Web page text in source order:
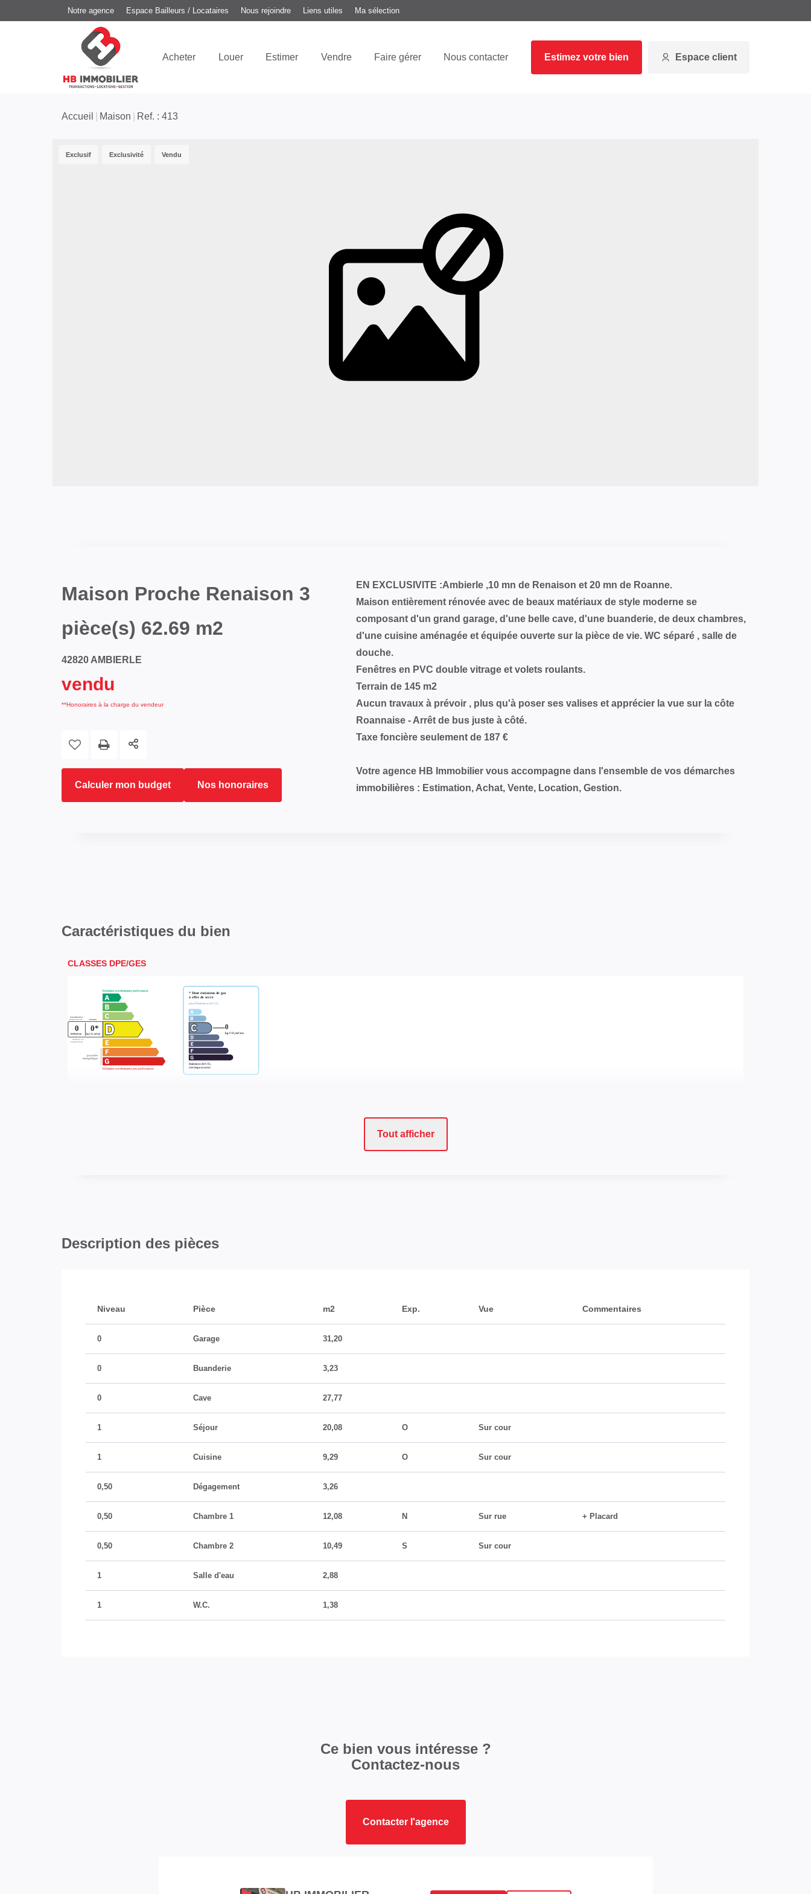
Notre agence Espace Bailleurs / Locataires Nous rejoindre Liens utiles Ma sélection
Acheter Louer Estimer Vendre Faire gérer Nous contacter Estimez votre bien Espace client
Accueil Maison Ref. : 413
Exclusif Exclusivité Vendu
Maison Proche Renaison 3
pièce(s) 62.69 m2
42820 AMBIERLE
vendu
**Honoraires à la charge du vendeur
Calculer mon budget Nos honoraires
EN EXCLUSIVITE :Ambierle ,10 mn de Renaison et 20 mn de Roanne.
Maison entièrement rénovée avec de beaux matériaux de style moderne se
composant d'un grand garage, d'une belle cave, d'une buanderie, de deux chambres,
d'une cuisine aménagée et équipée ouverte sur la pièce de vie. WC séparé , salle de
douche.
Fenêtres en PVC double vitrage et volets roulants.
Terrain de 145 m2
Aucun travaux à prévoir , plus qu'à poser ses valises et apprécier la vue sur la côte
Roannaise - Arrêt de bus juste à côté.
Taxe foncière seulement de 187 €
Votre agence HB Immobilier vous accompagne dans l'ensemble de vos démarches
immobilières : Estimation, Achat, Vente, Location, Gestion.
Caractéristiques du bien
CLASSES DPE/GES
Tout afficher
Description des pièces
Niveau Pièce m2 Exp. Vue Commentaires
0 Garage 31,20
0 Buanderie 3,23
0 Cave 27,77
1 Séjour 20,08 O Sur cour
1 Cuisine 9,29 O Sur cour
0,50 Dégagement 3,26
0,50 Chambre 1 12,08 N Sur rue + Placard
0,50 Chambre 2 10,49 S Sur cour
1 Salle d'eau 2,88
1 W.C. 1,38
Ce bien vous intéresse ?
Contactez-nous
Contacter l'agence